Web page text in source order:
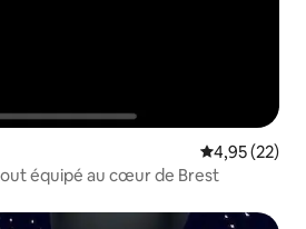
Note
4,95 (22)
équipé au cœur de Brest